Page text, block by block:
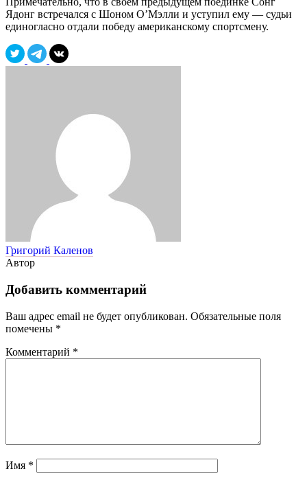
Ядонг встречался с Шоном О’Мэлли и уступил ему — судьи
единогласно отдали победу американскому спортсмену.
Григорий Каленов
Автор
Добавить комментарий
Ваш адрес email не будет опубликован. Обязательные поля
помечены *
Комментарий *
Имя *